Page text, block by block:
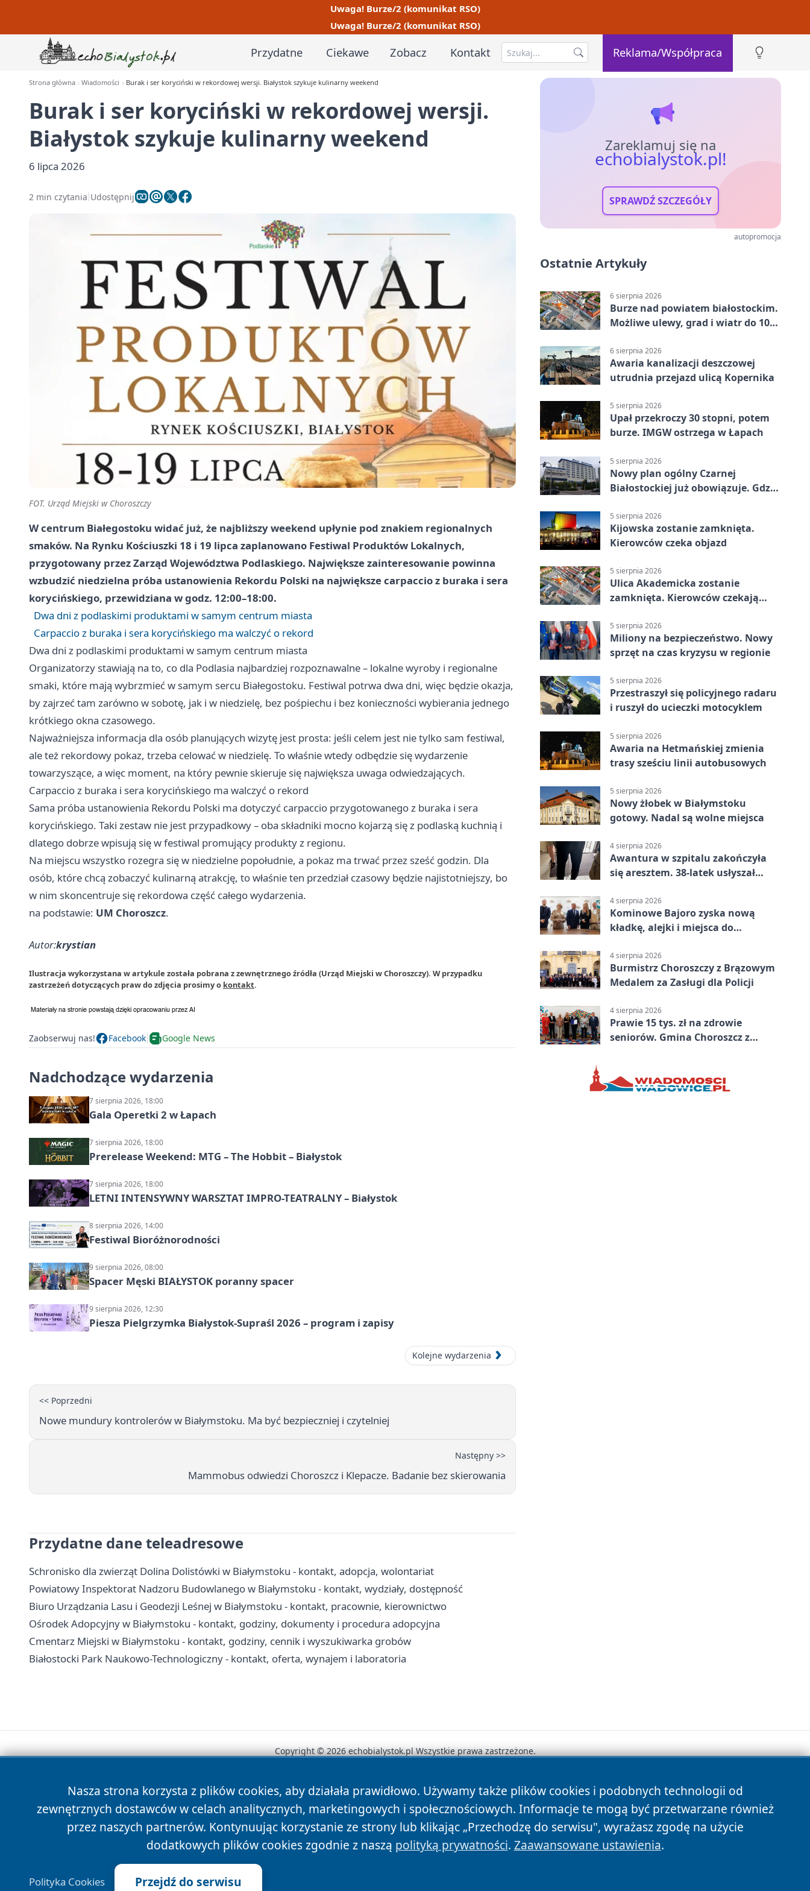
Uwaga! Burze/2 (komunikat RSO)
Uwaga! Burze/2 (komunikat RSO)
Przydatne Ciekawe Zobacz Kontakt Reklama/Współpraca
Strona główna Wiadomości Burak i ser koryciński w rekordowej wersji. Białystok szykuje kulinarny weekend
Burak i ser koryciński w rekordowej wersji.
Białystok szykuje kulinarny weekend
6 lipca 2026
2 min czytania Udostępnij
FOT. Urząd Miejski w Choroszczy
W centrum Białegostoku widać już, że najbliższy weekend upłynie pod znakiem regionalnych
smaków. Na Rynku Kościuszki 18 i 19 lipca zaplanowano Festiwal Produktów Lokalnych,
przygotowany przez Zarząd Województwa Podlaskiego. Największe zainteresowanie powinna
wzbudzić niedzielna próba ustanowienia Rekordu Polski na największe carpaccio z buraka i sera
korycińskiego, przewidziana w godz. 12:00–18:00.
Dwa dni z podlaskimi produktami w samym centrum miasta
Carpaccio z buraka i sera korycińskiego ma walczyć o rekord
Dwa dni z podlaskimi produktami w samym centrum miasta
Organizatorzy stawiają na to, co dla Podlasia najbardziej rozpoznawalne – lokalne wyroby i regionalne
smaki, które mają wybrzmieć w samym sercu Białegostoku. Festiwal potrwa dwa dni, więc będzie okazja,
by zajrzeć tam zarówno w sobotę, jak i w niedzielę, bez pośpiechu i bez konieczności wybierania jednego
krótkiego okna czasowego.
Najważniejsza informacja dla osób planujących wizytę jest prosta: jeśli celem jest nie tylko sam festiwal,
ale też rekordowy pokaz, trzeba celować w niedzielę. To właśnie wtedy odbędzie się wydarzenie
towarzyszące, a więc moment, na który pewnie skieruje się największa uwaga odwiedzających.
Carpaccio z buraka i sera korycińskiego ma walczyć o rekord
Sama próba ustanowienia Rekordu Polski ma dotyczyć carpaccio przygotowanego z buraka i sera
korycińskiego. Taki zestaw nie jest przypadkowy – oba składniki mocno kojarzą się z podlaską kuchnią i
dlatego dobrze wpisują się w festiwal promujący produkty z regionu.
Na miejscu wszystko rozegra się w niedzielne popołudnie, a pokaz ma trwać przez sześć godzin. Dla
osób, które chcą zobaczyć kulinarną atrakcję, to właśnie ten przedział czasowy będzie najistotniejszy, bo
w nim skoncentruje się rekordowa część całego wydarzenia.
na podstawie: UM Choroszcz.
Autor:krystian
Ilustracja wykorzystana w artykule została pobrana z zewnętrznego źródła (Urząd Miejski w Choroszczy). W przypadku
zastrzeżeń dotyczących praw do zdjęcia prosimy o kontakt.
Zaobserwuj nas! Facebook Google News
Nadchodzące wydarzenia
7 sierpnia 2026, 18:00
Gala Operetki 2 w Łapach
7 sierpnia 2026, 18:00
Prerelease Weekend: MTG – The Hobbit – Białystok
7 sierpnia 2026, 18:00
LETNI INTENSYWNY WARSZTAT IMPRO-TEATRALNY – Białystok
8 sierpnia 2026, 14:00
Festiwal Bioróżnorodności
9 sierpnia 2026, 08:00
Spacer Męski BIAŁYSTOK poranny spacer
9 sierpnia 2026, 12:30
Piesza Pielgrzymka Białystok-Supraśl 2026 – program i zapisy
Kolejne wydarzenia
<< Poprzedni
Nowe mundury kontrolerów w Białymstoku. Ma być bezpieczniej i czytelniej
Następny >>
Mammobus odwiedzi Choroszcz i Klepacze. Badanie bez skierowania
Przydatne dane teleadresowe
Schronisko dla zwierząt Dolina Dolistówki w Białymstoku - kontakt, adopcja, wolontariat
Powiatowy Inspektorat Nadzoru Budowlanego w Białymstoku - kontakt, wydziały, dostępność
Biuro Urządzania Lasu i Geodezji Leśnej w Białymstoku - kontakt, pracownie, kierownictwo
Ośrodek Adopcyjny w Białymstoku - kontakt, godziny, dokumenty i procedura adopcyjna
Cmentarz Miejski w Białymstoku - kontakt, godziny, cennik i wyszukiwarka grobów
Białostocki Park Naukowo-Technologiczny - kontakt, oferta, wynajem i laboratoria
Zareklamuj się na
echobialystok.pl!
SPRAWDŹ SZCZEGÓŁY
autopromocja
Ostatnie Artykuły
6 sierpnia 2026
Burze nad powiatem białostockim.
Możliwe ulewy, grad i wiatr do 100
6 sierpnia 2026
Awaria kanalizacji deszczowej
utrudnia przejazd ulicą Kopernika
5 sierpnia 2026
Upał przekroczy 30 stopni, potem
burze. IMGW ostrzega w Łapach
5 sierpnia 2026
Nowy plan ogólny Czarnej
Białostockiej już obowiązuje. Gdzie
5 sierpnia 2026
Kijowska zostanie zamknięta.
Kierowców czeka objazd
5 sierpnia 2026
Ulica Akademicka zostanie
zamknięta. Kierowców czekają
5 sierpnia 2026
Miliony na bezpieczeństwo. Nowy
sprzęt na czas kryzysu w regionie
5 sierpnia 2026
Przestraszył się policyjnego radaru
i ruszył do ucieczki motocyklem
5 sierpnia 2026
Awaria na Hetmańskiej zmienia
trasy sześciu linii autobusowych
5 sierpnia 2026
Nowy żłobek w Białymstoku
gotowy. Nadal są wolne miejsca
4 sierpnia 2026
Awantura w szpitalu zakończyła
się aresztem. 38-latek usłyszał
4 sierpnia 2026
Kominowe Bajoro zyska nową
kładkę, alejki i miejsca do
4 sierpnia 2026
Burmistrz Choroszczy z Brązowym
Medalem za Zasługi dla Policji
4 sierpnia 2026
Prawie 15 tys. zł na zdrowie
seniorów. Gmina Choroszcz z
Nasza strona korzysta z plików cookies, aby działała prawidłowo. Używamy także plików cookies i podobnych technologii od
zewnętrznych dostawców w celach analitycznych, marketingowych i społecznościowych. Informacje te mogą być przetwarzane również
przez naszych partnerów. Kontynuując korzystanie ze strony lub klikając „Przechodzę do serwisu", wyrażasz zgodę na użycie
dodatkowych plików cookies zgodnie z naszą polityką prywatności. Zaawansowane ustawienia.
Polityka Cookies Przejdź do serwisu
Copyright © 2026 echobialystok.pl Wszystkie prawa zastrzeżone.
News Autorzy Polityka Prywatności Polityka Cookies